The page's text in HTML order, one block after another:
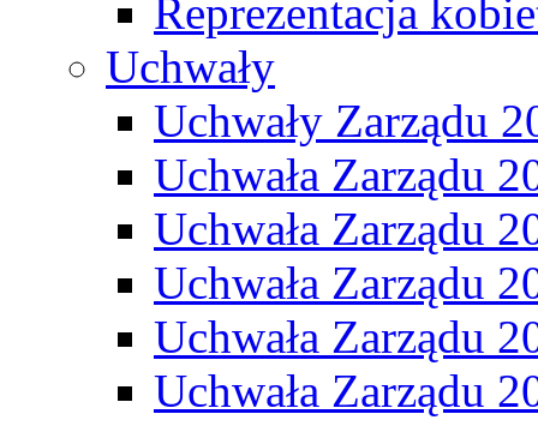
Reprezentacja
Uchwały
Uchwały Zarządu
Uchwała Zarządu
Uchwała Zarządu
Uchwała Zarządu
Uchwała Zarządu
Uchwała Zarządu